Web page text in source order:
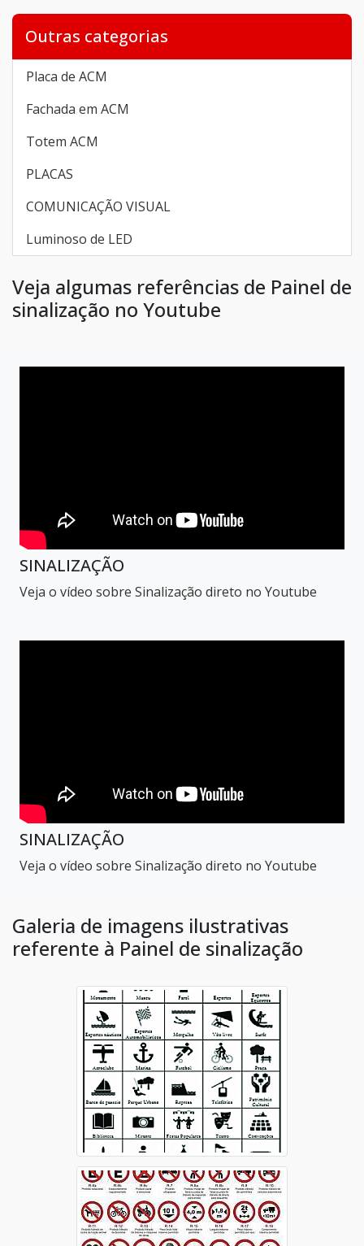
Outras categorias
Placa de ACM
Fachada em ACM
Totem ACM
PLACAS
COMUNICAÇÃO VISUAL
Luminoso de LED
Veja algumas referências de Painel de
sinalização no Youtube
SINALIZAÇÃO
Veja o vídeo sobre Sinalização direto no Youtube
SINALIZAÇÃO
Veja o vídeo sobre Sinalização direto no Youtube
Galeria de imagens ilustrativas
referente à Painel de sinalização